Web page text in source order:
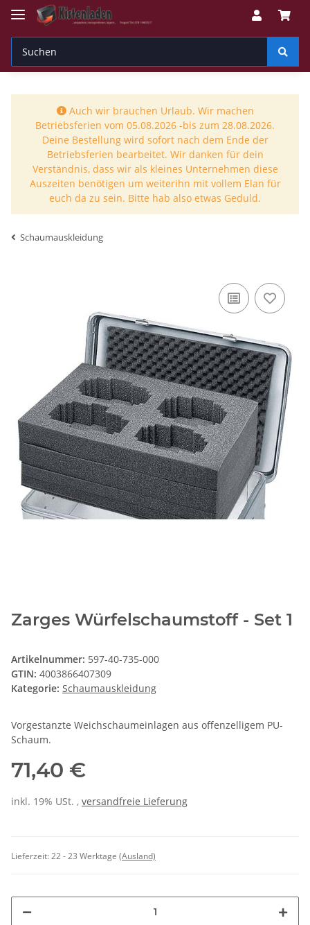
Auch wir brauchen Urlaub. Wir machen
Betriebsferien vom 05.08.2026 -bis zum 28.08.2026.
Deine Bestellung wird sofort nach dem Ende der
Betriebsferien bearbeitet. Wir danken für dein
Verständnis, dass wir als kleines Unternehmen diese
Auszeiten benötigen um weiterihn mit vollem Elan für
euch da zu sein. Bitte hab also etwas Geduld.
Schaumauskleidung
Zarges Würfelschaumstoff - Set 1
Artikelnummer: 597-40-735-000
GTIN: 4003866407309
Kategorie: Schaumauskleidung
Vorgestanzte Weichschaumeinlagen aus offenzelligem PU-
Schaum.
71,40 €
inkl. 19% USt. , versandfreie Lieferung
Lieferzeit:22 - 23 Werktage (Ausland)